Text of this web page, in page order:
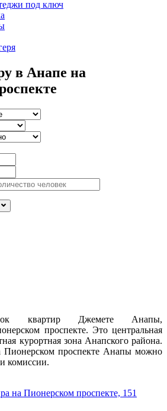
под ключ
в Анапе на
квартир Джемете Анапы,
проспекте. Это центральная
курортная зона Анапского района.
проспекте Анапы можно
комиссии.
на Пионерском проспекте, 151